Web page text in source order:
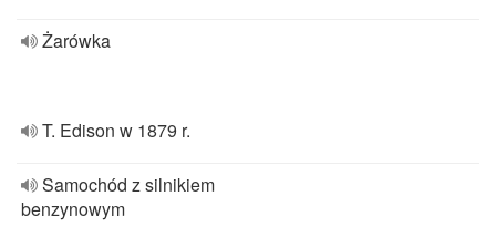
Żarówka
T. Edison w 1879 r.
Samochód z silnikiem
benzynowym